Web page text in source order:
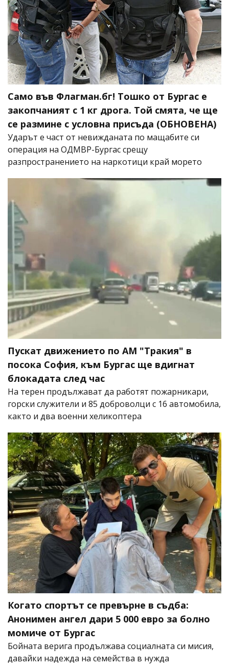
Само във Флагман.бг! Тошко от Бургас е
закопчаният с 1 кг дрога. Той смята, че ще
се размине с условна присъда (ОБНОВЕНА)
Ударът е част от невижданата по мащабите си
операция на ОДМВР-Бургас срещу
разпространението на наркотици край морето
Пускат движението по АМ "Тракия" в
посока София, към Бургас ще вдигнат
блокадата след час
На терен продължават да работят пожарникари,
горски служители и 85 доброволци с 16 автомобила,
както и два военни хеликоптера
Когато спортът се превърне в съдба:
Анонимен ангел дари 5 000 евро за болно
момиче от Бургас
Бойната верига продължава социалната си мисия,
давайки надежда на семейства в нужда